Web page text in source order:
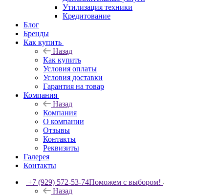
Утилизация техники
Кредитование
Блог
Бренды
Как купить
Назад
Как купить
Условия оплаты
Условия доставки
Гарантия на товар
Компания
Назад
Компания
О компании
Отзывы
Контакты
Реквизиты
Галерея
Контакты
+7 (929) 572-53-74Поможем с выбором!
Назад